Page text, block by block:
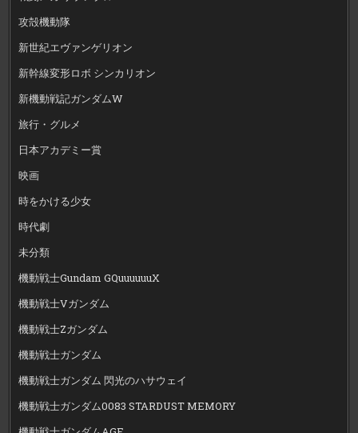
攻殻機動隊
新世紀エヴァンゲリオン
新幹線変形ロボ シンカリオン
新機動戦記ガンダムW
旅行・グルメ
日本アカデミー賞
映画
時をかける少女
時代劇
未分類
機動戦士Gundam GQuuuuuuX
機動戦士Vガンダム
機動戦士Zガンダム
機動戦士ガンダム
機動戦士ガンダム 閃光のハサウェイ
機動戦士ガンダム0083 STARDUST MEMORY